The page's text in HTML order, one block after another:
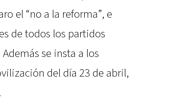
el “no a la reforma”, e
de todos los partidos
se insta a los
del día 23 de abril,